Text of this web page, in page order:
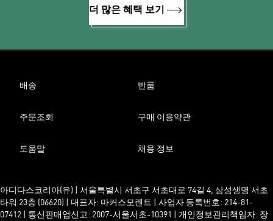
더 많은 혜택 보기
배송 반품
주문조회 구매 이용약관
도움말 채용 정보
아디다스코리아(유) | 서울특별시 서초구 서초대로 74길 4, 삼성생명 서초
타워 23층 (06620) | 대표자: 마커스모렌트 | 사업자 등록번호: 214-81-
07412 | 통신판매업신고: 2007-서울서초-10391 | 개인정보관리책임자: 장